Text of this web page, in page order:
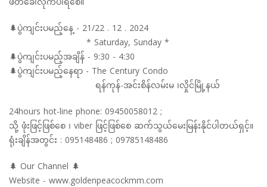
🌲ပွဲကျင်းပမည့်နေ့ - 21/22 . 12 . 2024
* Saturday, Sunday *
🌲ပွဲကျင်းပမည့်အချိန် - 9:30 - 4:30
🌲ပွဲကျင်းပမည့်နေရာ - The Century Condo
ရန်ကုန်-အင်းစိန်လမ်းမ ၊လှိုင်မြို့နယ်
24hours hot-line phone: 09450058012 ;
သို့ ဖုံးဖြင့်ဖြစ်စေ ၊ viber ဖြင့်ဖြစ်စေ ဆက်သွယ်မေးမြန်းနိုင်ပါတယ်ရှင့်။
ရုံးချိန်အတွင်း : 095148486 ; 09785148486
🌲 Our Channel 🌲
Website - www.goldenpeacockmm.com